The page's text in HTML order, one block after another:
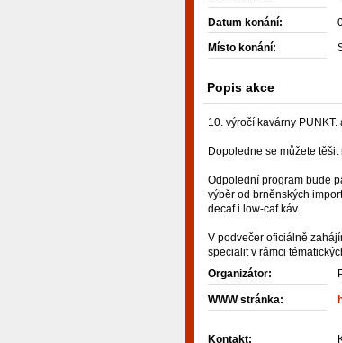
Datum konání:
Místo konání:
Popis akce
10. výročí kavárny
Dopoledne se můžete
Odpolední program bude
výběr od brněnských
decaf i low-caf káv.
V podvečer oficiálně
specialit v rámci
Organizátor:
WWW stránka:
Kontakt:
návštěvníky, tak pro